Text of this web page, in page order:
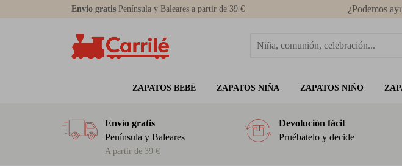
Envio gratis Península y Baleares a partir de 39 € ¿Podemos
ZAPATOS BEBÉ ZAPATOS NIÑA ZAPATOS NIÑO
Envío gratis
Península y Baleares
A partir de 39 €
Devolución fácil
Pruébatelo y decide